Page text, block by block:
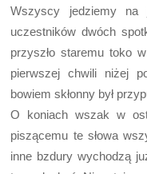
Wszyscy jedziemy na
uczestników dwóch
przyszło staremu toko
pierwszej chwili niżej
bowiem skłonny był
O koniach wszak w
piszącemu te słowa
inne bzdury wychodzą